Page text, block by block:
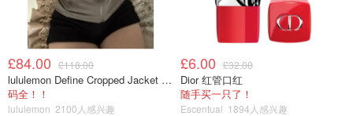
£84.00 £118.00
lululemon Define Cropped Jacket Nulu 短款夹克
码全！！
lululemon 2100人感兴趣
£6.00 £32.00
Dior 红管口红
随手买一只了！
Escentual 1894人感兴趣